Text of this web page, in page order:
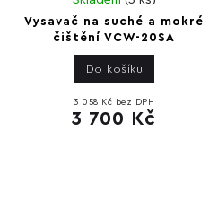
Vysavač na suché a mokré
čištění VCW-20SA
3 058 Kč bez DPH
3 700 Kč
Do košíku